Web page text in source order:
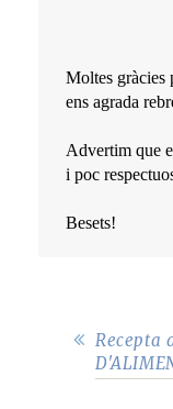
Moltes gràcies
ens agrada
Advertim que
i poc
Besets!
Recepta